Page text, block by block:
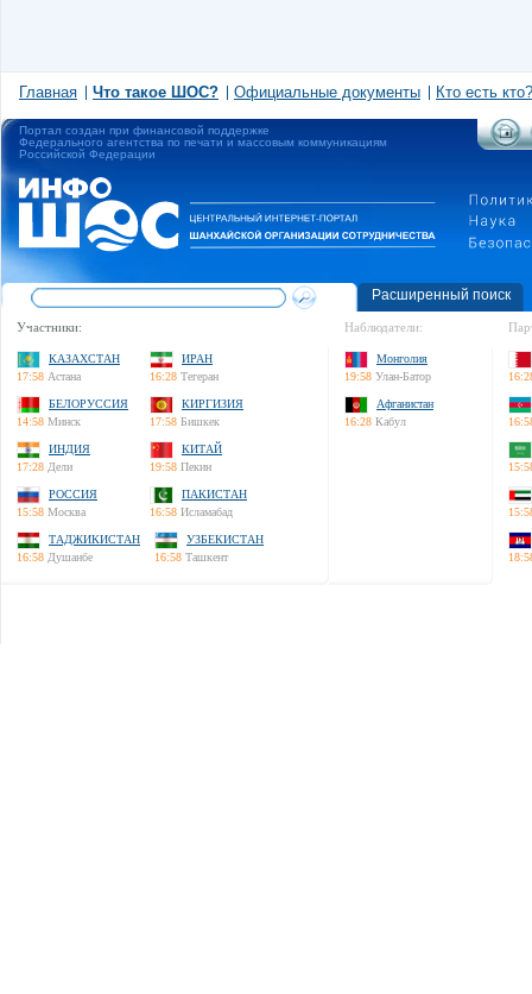
Главная Что такое ШОС? Официальные документы Кто есть кто?
Портал создан при финансовой поддержке
Федерального агентства по печати и массовым коммуникациям
Российской Федерации
Расширенный поиск
Участники:
КАЗАХСТАН
17:58 Астана
ИРАН
16:28 Тегеран
БЕЛОРУССИЯ
14:58 Минск
КИРГИЗИЯ
17:58 Бишкек
ИНДИЯ
17:28 Дели
КИТАЙ
19:58 Пекин
РОССИЯ
15:58 Москва
ПАКИСТАН
16:58 Исламабад
ТАДЖИКИСТАН
16:58 Душанбе
УЗБЕКИСТАН
16:58 Ташкент
Наблюдатели:
Монголия
19:58 Улан-Батор
Афганистан
16:28 Кабул